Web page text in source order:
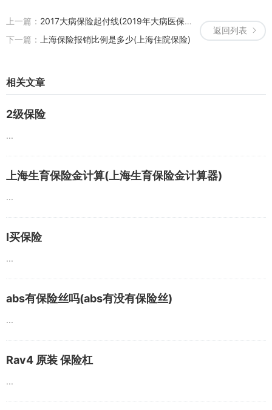
返回列表
上一篇： 2017大病保险起付线(2019年大病医保起付标准)
下一篇：
上海保险报销比例是多少(上海住院保险)
相关文章
2级保险
...
上海生育保险金计算(上海生育保险金计算器)
...
I买保险
...
abs有保险丝吗(abs有没有保险丝)
...
Rav4 原装 保险杠
...